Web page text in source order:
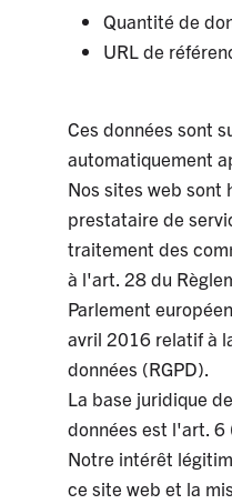
Quantité de
URL de
Ces données sont
automatiquement
Nos sites web sont
prestataire de
traitement des
à l'art. 28 du
Parlement
avril 2016 relatif à
données (RGPD).
La base juridique
données est l'art. 6
Notre intérêt
ce site web et la